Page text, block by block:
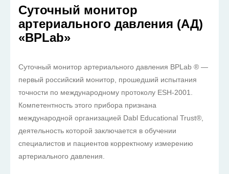
Суточный монитор
артериального давления (АД)
«BPLab»
Суточный монитор артериального давления BPLab ® —
первый российский монитор, прошедший испытания
точности по международному протоколу ESH-2001.
Компетентность этого прибора признана
международной организацией Dabl Educational Trust®,
деятельность которой заключается в обучении
специалистов и пациентов корректному измерению
артериального давления.